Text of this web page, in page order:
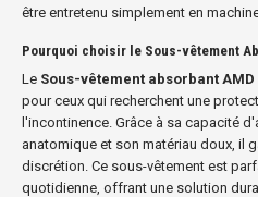
être entretenu simplement en
Pourquoi choisir le Sous-vêtement
Le Sous-vêtement absorbant AMD
pour ceux qui recherchent une
l'incontinence. Grâce à sa capacité
anatomique et son matériau doux, il
discrétion. Ce sous-vêtement est
quotidienne, offrant une solution